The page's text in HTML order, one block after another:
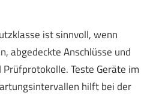
ist sinnvoll, wenn
abgedeckte Anschlüsse und
Teste Geräte im
hilft bei der